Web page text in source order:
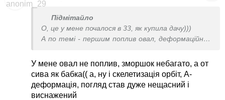
Підмітайло
О, це у мене почалося в 33, як купила дачу)))
А по темі - першим поплив овал, деформаційний
проти мене, а так ні зморшок, ні сивини немає
Можливо, буду робити смас-ліфтинг
Є подружки-однолітки +/-, у яких овал на місці,
У мене овал не поплив, зморшок небагато, а от
сива як бабка(( а, ну і скелетизація орбіт, А-
деформація, погляд став дуже нещасний і
виснажений